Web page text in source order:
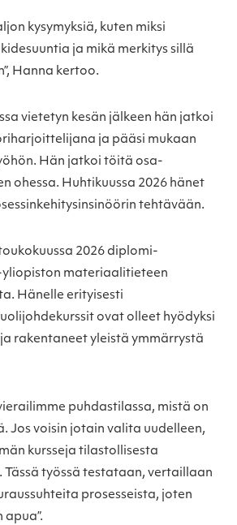
kysymyksiä, kuten miksi
ja mikä merkitys sillä
Hanna kertoo.
vietetyn kesän jälkeen hän jatkoi
ja pääsi mukaan
Hän jatkoi töitä osa-
ohessa. Huhtikuussa 2026 hänet
tehtävään.
2026 diplomi-
materiaalitieteen
Hänelle erityisesti
ovat olleet hyödyksi
ja rakentaneet yleistä ymmärrystä
puhdastilassa, mistä on
Jos voisin jotain valita uudelleen,
kursseja tilastollisesta
työssä testataan, vertaillaan
prosesseista, joten